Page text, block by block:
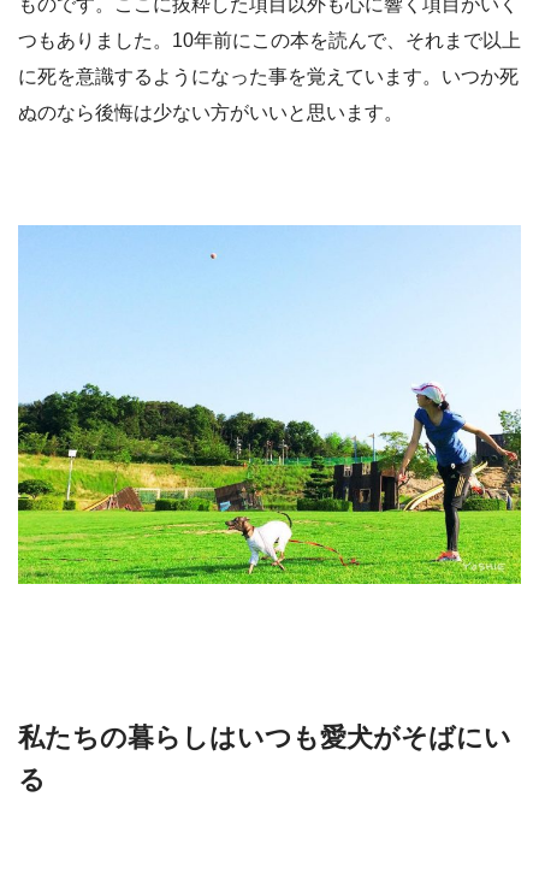
ものです。ここに抜粋した項目以外も心に響く項目がいく
つもありました。10年前にこの本を読んで、それまで以上
に死を意識するようになった事を覚えています。いつか死
ぬのなら後悔は少ない方がいいと思います。
私たちの暮らしはいつも愛犬がそばにい
る